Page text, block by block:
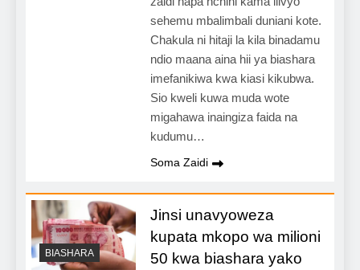
sehemu mbalimbali duniani kote.
Chakula ni hitaji la kila binadamu
ndio maana aina hii ya biashara
imefanikiwa kwa kiasi kikubwa.
Sio kweli kuwa muda wote
migahawa inaingiza faida na
kudumu…
Soma Zaidi
BIASHARA
Jinsi unavyoweza
kupata mkopo wa milioni
50 kwa biashara yako